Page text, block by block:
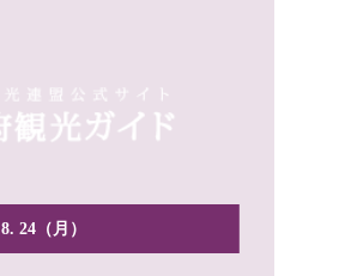
8. 24（月）